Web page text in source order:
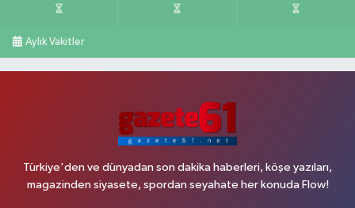
Aylık Vakitler
Türkiye'den ve dünyadan son dakika haberleri, köşe yazıları,
magazinden siyasete, spordan seyahate her konuda Flow!